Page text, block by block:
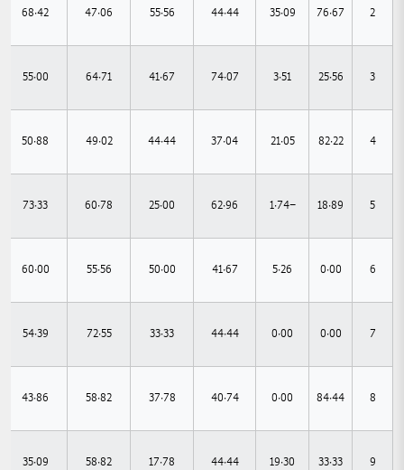
2
76.67
35.09
44.44
55.56
47.06
68.42
3
25.56
3.51
74.07
41.67
64.71
55.00
4
82.22
21.05
37.04
44.44
49.02
50.88
5
18.89
-1.74
62.96
25.00
60.78
73.33
6
0.00
5.26
41.67
50.00
55.56
60.00
7
0.00
0.00
44.44
33.33
72.55
54.39
8
84.44
0.00
40.74
37.78
58.82
43.86
9
33.33
19.30
44.44
17.78
58.82
35.09